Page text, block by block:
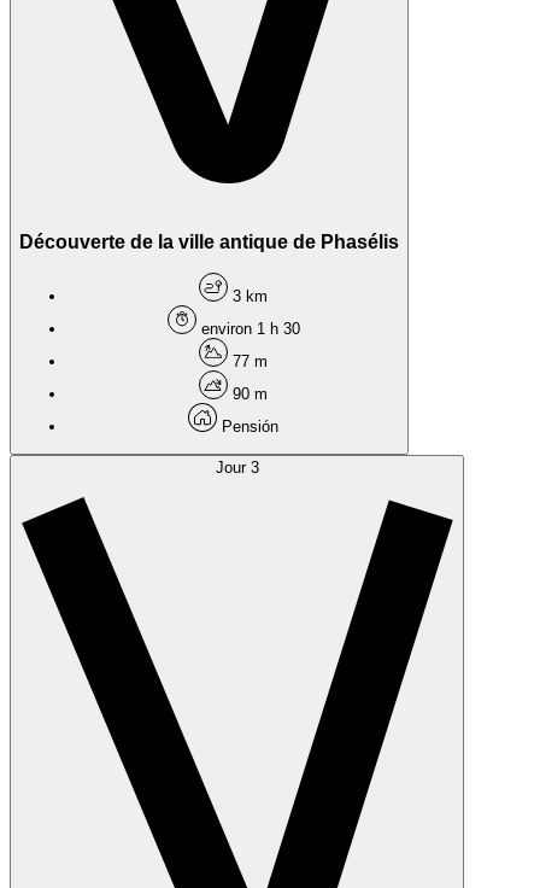
Découverte de la ville antique de Phasélis
3 km
environ 1 h 30
77 m
90 m
Pensión
Jour 3